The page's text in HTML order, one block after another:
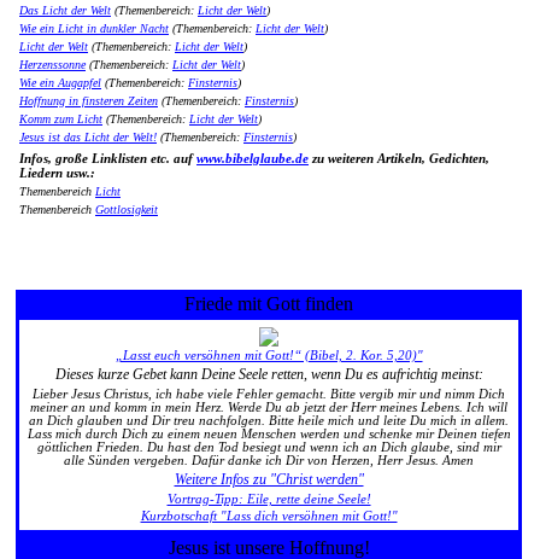
Das Licht der Welt (Themenbereich: Licht der Welt)
Wie ein Licht in dunkler Nacht (Themenbereich: Licht der Welt)
Licht der Welt (Themenbereich: Licht der Welt)
Herzenssonne(Themenbereich: Licht der Welt)
Wie ein Augapfel (Themenbereich: Finsternis)
Hoffnung in finsteren Zeiten (Themenbereich: Finsternis)
Komm zum Licht (Themenbereich: Licht der Welt)
Jesus ist das Licht der Welt! (Themenbereich: Finsternis)
Infos, große Linklisten etc. aufwww.bibelglaube.de zu weiteren Artikeln, Gedichten,
Liedern usw.:
Themenbereich Licht
Themenbereich Gottlosigkeit
Friede mit Gott finden
„Lasst euch versöhnen mit Gott!“ (Bibel, 2. Kor. 5,20)"
Dieses kurze Gebet kann Deine Seele retten, wenn Du es aufrichtig meinst:
Lieber Jesus Christus, ich habe viele Fehler gemacht. Bitte vergib mir und nimm Dich
meiner an und komm in mein Herz. Werde Du ab jetzt der Herr meines Lebens. Ich will
an Dich glauben und Dir treu nachfolgen. Bitte heile mich und leite Du mich in allem.
Lass mich durch Dich zu einem neuen Menschen werden und schenke mir Deinen tiefen
göttlichen Frieden. Du hast den Tod besiegt und wenn ich an Dich glaube, sind mir
alle Sünden vergeben. Dafür danke ich Dir von Herzen, Herr Jesus. Amen
Weitere Infos zu "Christ werden"
Vortrag-Tipp: Eile, rette deine Seele!
Kurzbotschaft "Lass dich versöhnen mit Gott!"
Jesus ist unsere Hoffnung!